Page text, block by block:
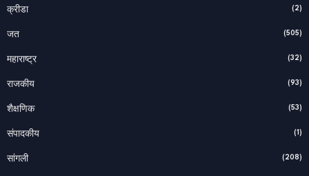
क्रीडा (2)
जत (505)
महाराष्ट्र (32)
राजकीय (93)
शैक्षणिक (53)
संपादकीय (1)
सांगली (208)